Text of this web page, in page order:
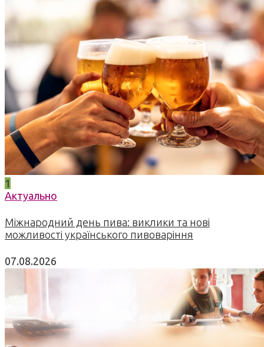
1
Актуально
Міжнародний день пива: виклики та нові
можливості українського пивоваріння
07.08.2026